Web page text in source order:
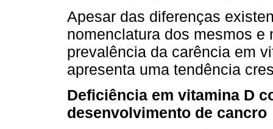
Apesar das diferenças
nomenclatura dos mesmos
prevalência da carência em
apresenta uma tendência
Deficiência em vitamina D
desenvolvimento de cancro